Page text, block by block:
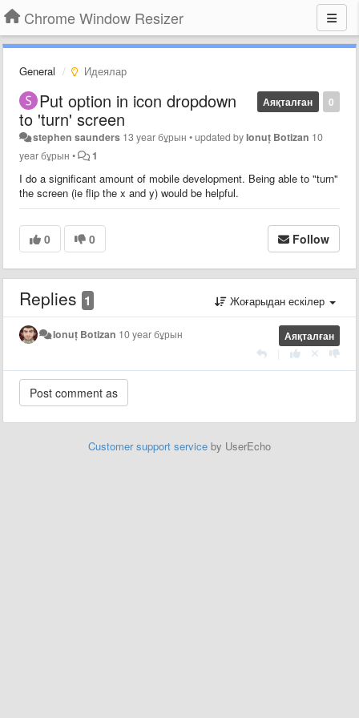
Chrome Window Resizer
General Идеялар
0
Аяқталған
Put option in icon dropdown
to 'turn' screen
stephen saunders 13 year бұрын •updated byIonuț Botizan 10
year бұрын • 1
I do a significant amount of mobile development. Being able to "turn"
the screen (ie flip the x and y) would be helpful.
0 0 Follow
Replies 1 Жоғарыдан ескілер
Аяқталған
Ionuț Botizan 10 year бұрын
Customer support service by UserEcho